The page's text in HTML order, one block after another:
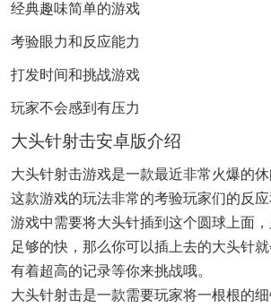
经典趣味简单的游戏
考验眼力和反应能力
打发时间和挑战游戏
玩家不会感到有压力
大头针射击安卓版介绍
大头针射击游戏是一款最近非常火爆的休
这款游戏的玩法非常的考验玩家们的反
游戏中需要将大头针插到这个圆球上面
足够的快，那么你可以插上去的大头针
有着超高的记录等你来挑战哦。
大头针射击是一款需要玩家将一根根的